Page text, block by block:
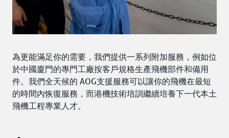
為更能滿足你的需要，我們提供一系列附加服務，例如位
於中國廈門的專門工廠按客戶規格生產飛機部件和備用
件。我們全天候的 AOG支援服務可以讓你的飛機在最短
的時間內恢復服務，而港機技術培訓繼續培養下一代本土
飛機工程專業人才。